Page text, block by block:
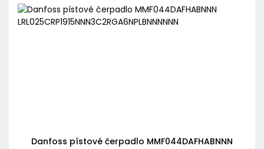
Danfoss pístové čerpadlo MMF044DAFHABNNN